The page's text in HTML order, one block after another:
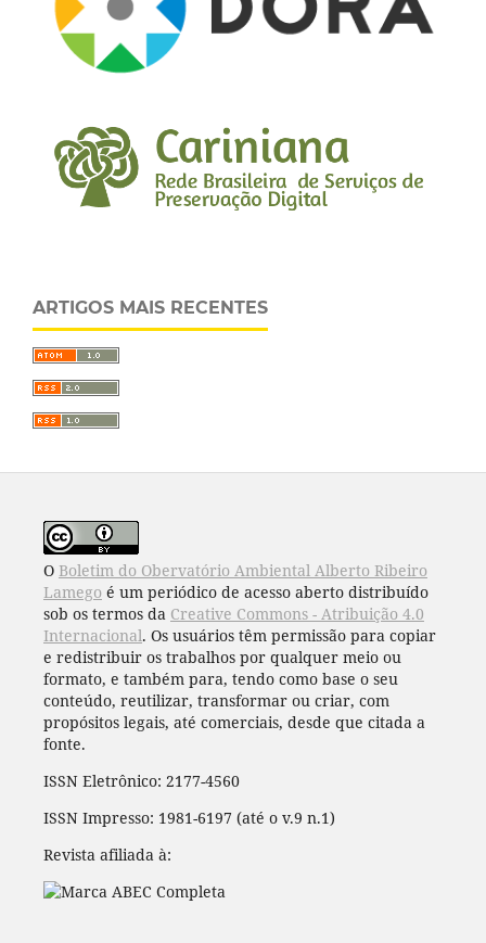
ARTIGOS MAIS RECENTES
O Boletim do Obervatório Ambiental Alberto Ribeiro
Lamego é um periódico de acesso aberto distribuído
sob os termos da Creative Commons - Atribuição 4.0
Internacional. Os usuários têm permissão para copiar
e redistribuir os trabalhos por qualquer meio ou
formato, e também para, tendo como base o seu
conteúdo, reutilizar, transformar ou criar, com
propósitos legais, até comerciais, desde que citada a
fonte.
ISSN Eletrônico: 2177-4560
ISSN Impresso: 1981-6197 (até o v.9 n.1)
Revista afiliada à: